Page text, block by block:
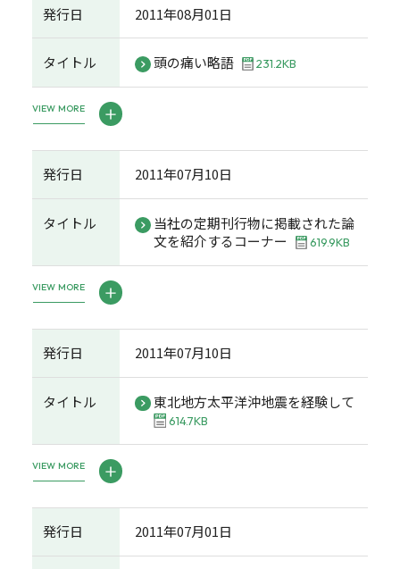
発行日 2011年08月01日
タイトル 頭の痛い略語 231.2KB
VIEW MORE
発行日 2011年07月10日
タイトル
当社の定期刊行物に掲載された論
文を紹介するコーナー
619.9KB
VIEW MORE
発行日 2011年07月10日
タイトル 東北地方太平洋沖地震を経験して
614.7KB
VIEW MORE
発行日 2011年07月01日